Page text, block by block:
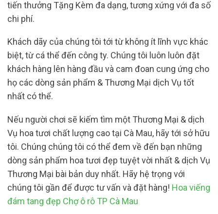
tiến thưởng Tặng Kèm đa dạng, tương xứng với đa số
chi phí.
Khách dãy của chúng tôi tới từ không ít lĩnh vực khác
biệt, từ cá thể đến công ty. Chúng tôi luôn luôn đặt
khách hàng lên hàng đầu và cam đoan cung ứng cho
họ các dòng sản phẩm & Thương Mại dịch Vụ tốt
nhất có thể.
Nếu người chơi sẽ kiếm tìm một Thương Mại & dịch
Vụ hoa tươi chất lượng cao tại Cà Mau, hãy tới sở hữu
tôi. Chúng chúng tôi có thể đem về đến bạn những
dòng sản phẩm hoa tươi đẹp tuyệt vời nhất & dịch Vụ
Thương Mại bài bản duy nhất. Hãy hệ trọng với
chúng tôi gần để được tư vấn và đặt hàng! Hoa viếng
đám tang đẹp Chợ ô rô TP Cà Mau